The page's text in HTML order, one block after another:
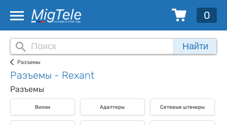
0
Найти
Разъемы
Разъемы - Rexant
Разъемы
Вилки Адаптеры Сетевые штекеры